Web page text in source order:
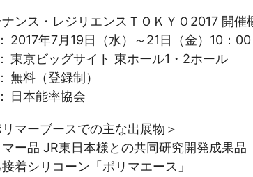
ナンス・レジリエンスＴＯＫＹＯ2017 開催
： 2017年7月19日（水）～21日（金）10：
： 東京ビッグサイト 東ホール1・2ホール
： 無料（登録制）
： 日本能率協会
リマーブースでの主な出展物＞
ー品 JR東日本様との共同研究開発成果品
着シリコーン「ポリマエース」